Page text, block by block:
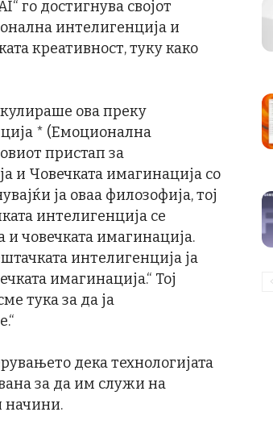
го достигнува својот
интелигенција и
креативност, туку како
ова преку
* (Емоционална
пристап за
и Човечката имагинација со
ја оваа филозофија, тој
интелигенција се
човечката имагинација.
интелигенција ја
имагинација.“ Тој
тука за да ја
дека технологијата
за да им служи на
начини.